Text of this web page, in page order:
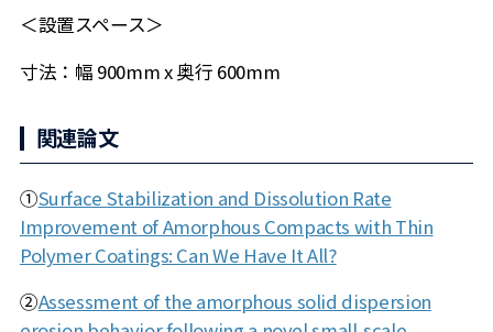
＜設置スペース＞
寸法：幅 900mm x 奥行 600mm
関連論文
①Surface Stabilization and Dissolution Rate
Improvement of Amorphous Compacts with Thin
Polymer Coatings: Can We Have It All?
②Assessment of the amorphous solid dispersion